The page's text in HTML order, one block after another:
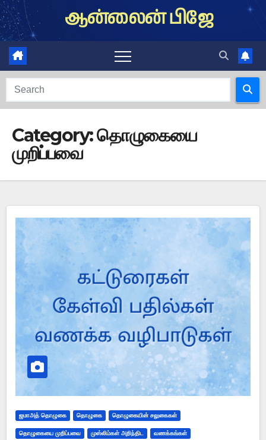
Skip
to
content
ஆன்லைன் பிஜே
Category:தொழுகையை
முறிப்பவை
ஜமாஅத் தொழுகை தொழுகை தொழுகையின் சலுகைகள்
தொழுகையை முறிப்பவை முஸ்லிம்கள் அறிந்திட வணக்கங்கள்